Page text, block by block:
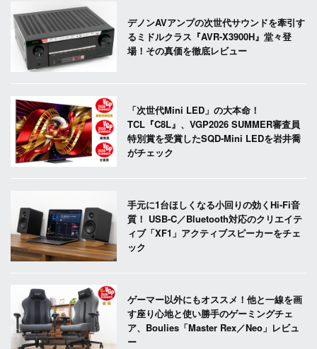
デノンAVアンプの次世代サウンドを牽引す
るミドルクラス『AVR-X3900H』堂々登
場！その真価を徹底レビュー
「次世代Mini LED」の大本命！
TCL『C8L』、VGP2026 SUMMER審査員
特別賞を受賞したSQD-Mini LEDを岩井喬
がチェック
手元に1台ほしくなる小回りの効くHi-Fi音
質！ USB-C／Bluetooth対応のクリエイテ
ィブ「XF1」アクティブスピーカーをチェ
ック
ゲーマー以外にもオススメ！他と一線を画
す座り心地と使い勝手のゲーミングチェ
ア、Boulies「Master Rex／Neo」レビュ
ー